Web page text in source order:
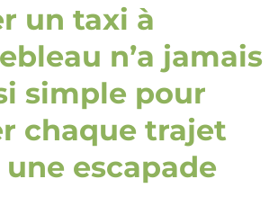
un taxi à
n’a jamais
simple pour
chaque trajet
escapade